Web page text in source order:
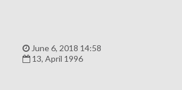
June 6, 2018 14:58
13, April 1996